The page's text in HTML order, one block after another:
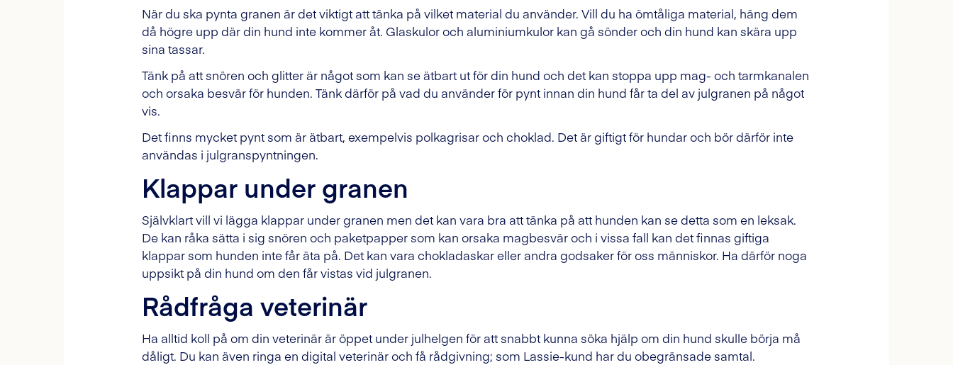
När du ska pynta granen är det viktigt att tänka på vilket material du använder. Vill du ha ömtåliga material, häng dem
då högre upp där din hund inte kommer åt. Glaskulor och aluminiumkulor kan gå sönder och din hund kan skära upp
sina tassar.
Tänk på att snören och glitter är något som kan se ätbart ut för din hund och det kan stoppa upp mag- och tarmkanalen
och orsaka besvär för hunden. Tänk därför på vad du använder för pynt innan din hund får ta del av julgranen på något
vis.
Det finns mycket pynt som är ätbart, exempelvis polkagrisar och choklad. Det är giftigt för hundar och bör därför inte
användas i julgranspyntningen.
Klappar under granen
Självklart vill vi lägga klappar under granen men det kan vara bra att tänka på att hunden kan se detta som en leksak.
De kan råka sätta i sig snören och paketpapper som kan orsaka magbesvär och i vissa fall kan det finnas giftiga
klappar som hunden inte får äta på. Det kan vara chokladaskar eller andra godsaker för oss människor. Ha därför noga
uppsikt på din hund om den får vistas vid julgranen.
Rådfråga veterinär
Ha alltid koll på om din veterinär är öppet under julhelgen för att snabbt kunna söka hjälp om din hund skulle börja må
dåligt. Du kan även ringa en digital veterinär och få rådgivning; som Lassie-kund har du obegränsade samtal.